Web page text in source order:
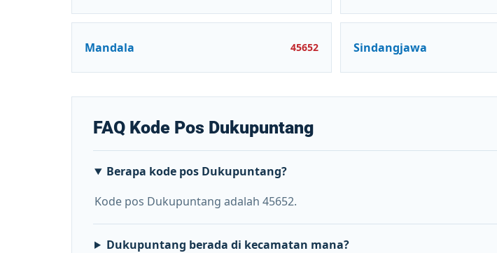
Mandala 45652 Sindangjawa
FAQ Kode Pos Dukupuntang
Berapa kode pos Dukupuntang?
Kode pos Dukupuntang adalah 45652.
Dukupuntang berada di kecamatan mana?